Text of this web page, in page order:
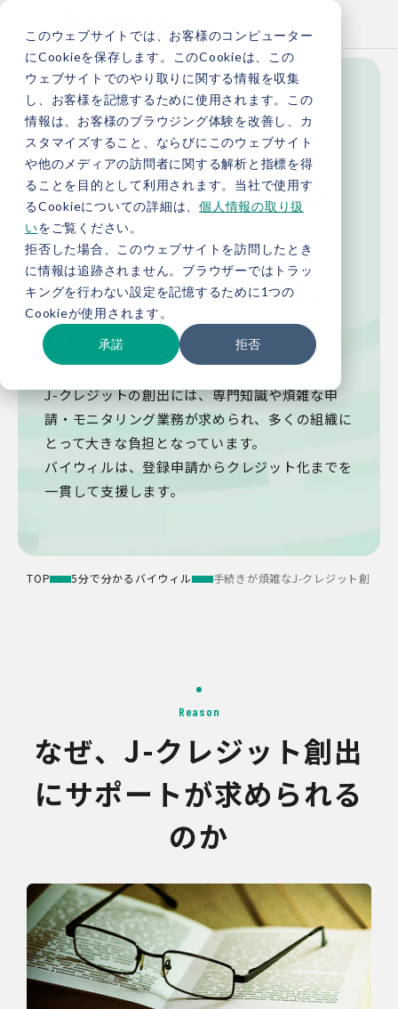
このウェブサイトでは、お客様のコンピューター
にCookieを保存します。このCookieは、この
ウェブサイトでのやり取りに関する情報を収集
し、お客様を記憶するために使用されます。この
情報は、お客様のブラウジング体験を改善し、カ
スタマイズすること、ならびにこのウェブサイト
や他のメディアの訪問者に関する解析と指標を得
ることを目的として利用されます。当社で使用す
るCookieについての詳細は、 個人情報の取り扱
いをご覧ください。
拒否した場合、このウェブサイトを訪問したとき
に情報は追跡されません。ブラウザーではトラッ
キングを行わない設定を記憶するために1つの
Cookieが使用されます。
承諾 拒否
手続きが煩雑な
J-クレジット創出
を
サポートしてほし
い
J-クレジットの創出には、専門知識や煩雑な申
請・モニタリング業務が求められ、多くの組織に
とって大きな負担となっています。
バイウィルは、登録申請からクレジット化までを
一貫して支援します。
TOP 5分で分かるバイウィル 手続きが煩雑なJ-クレジット創出を
Reason
なぜ、J-クレジット創出
にサポートが求められる
のか